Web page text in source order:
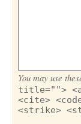
You may use
title="">
<cite>
<strike>